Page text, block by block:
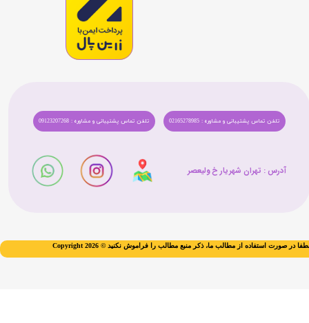
تلفن تماس پشتیبانی و مشاوره : 09123207268 تلفن تماس پشتیبانی و مشاوره : 02165278985
آدرس : تهران شهریار خ ولیعصر​​​​​​​